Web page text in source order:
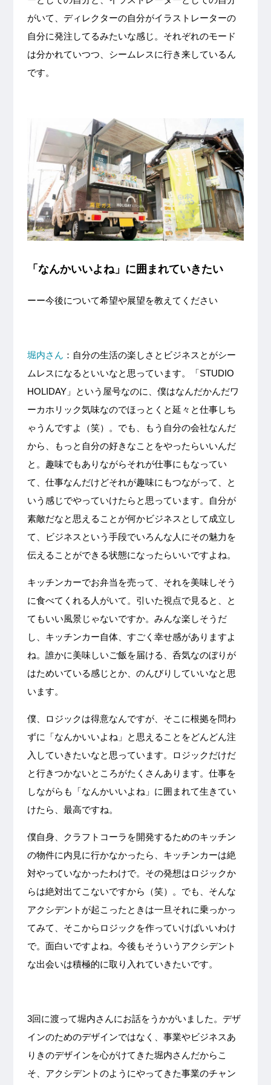
がいて、ディレクターの自分がイラストレーターの
自分に発注してるみたいな感じ。それぞれのモード
は分かれていつつ、シームレスに行き来しているん
です。
「なんかいいよね」に囲まれていきたい
ーー今後について希望や展望を教えてください
堀内さん ：自分の生活の楽しさとビジネスとがシー
ムレスになるといいなと思っています。「STUDIO
HOLIDAY」という屋号なのに、僕はなんだかんだワ
ーカホリック気味なのでほっとくと延々と仕事しち
ゃうんですよ（笑）。でも、もう自分の会社なんだ
から、もっと自分の好きなことをやったらいいんだ
と。趣味でもありながらそれが仕事にもなってい
て、仕事なんだけどそれが趣味にもつながって、と
いう感じでやっていけたらと思っています。自分が
素敵だなと思えることが何かビジネスとして成立し
て、ビジネスという手段でいろんな人にその魅力を
伝えることができる状態になったらいいですよね。
キッチンカーでお弁当を売って、それを美味しそう
に食べてくれる人がいて。引いた視点で見ると、と
てもいい風景じゃないですか。みんな楽しそうだ
し、キッチンカー自体、すごく幸せ感がありますよ
ね。誰かに美味しいご飯を届ける、呑気なのぼりが
はためいている感じとか、のんびりしていいなと思
います。
僕、ロジックは得意なんですが、そこに根拠を問わ
ずに「なんかいいよね」と思えることをどんどん注
入していきたいなと思っています。ロジックだけだ
と行きつかないところがたくさんあります。仕事を
しながらも「なんかいいよね」に囲まれて生きてい
けたら、最高ですね。
僕自身、クラフトコーラを開発するためのキッチン
の物件に内見に行かなかったら、キッチンカーは絶
対やっていなかったわけで。その発想はロジックか
らは絶対出てこないですから（笑）。でも、そんな
アクシデントが起こったときは一旦それに乗っかっ
てみて、そこからロジックを作っていけばいいわけ
で。面白いですよね。今後もそういうアクシデント
な出会いは積極的に取り入れていきたいです。
3回に渡って堀内さんにお話をうかがいました。デザ
インのためのデザインではなく、事業やビジネスあ
りきのデザインを心がけてきた堀内さんだからこ
そ、アクシデントのようにやってきた事業のチャン